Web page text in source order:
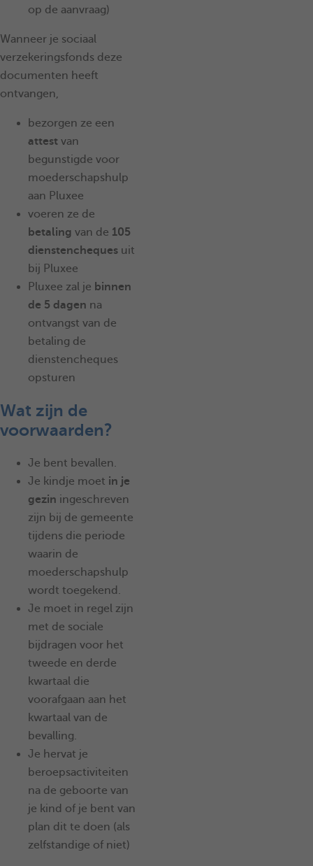
op de aanvraag)
Wanneer je sociaal
verzekeringsfonds deze
documenten heeft
ontvangen,
bezorgen ze een
attest van
begunstigde voor
moederschapshulp
aan Pluxee
voeren ze de
betaling van de 105
dienstencheques uit
bij Pluxee
Pluxee zal je binnen
de 5 dagen na
ontvangst van de
betaling de
dienstencheques
opsturen
Wat zijn de
voorwaarden?
Je bent bevallen.
Je kindje moet in je
gezin ingeschreven
zijn bij de gemeente
tijdens die periode
waarin de
moederschapshulp
wordt toegekend.
Je moet in regel zijn
met de sociale
bijdragen voor het
tweede en derde
kwartaal die
voorafgaan aan het
kwartaal van de
bevalling.
Je hervat je
beroepsactiviteiten
na de geboorte van
je kind of je bent van
plan dit te doen (als
zelfstandige of niet)